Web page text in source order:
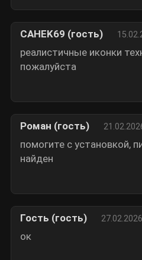
CAHEK69 (гость)
реалистичные иконки
пожалуйста
Роман (гость)
помогите с установкой,
найден
Гость (гость)
ок